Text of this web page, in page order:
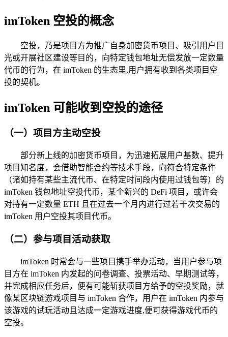
imToken 空投的概念
空投，乃是项目方为推广自身加密货币项目、吸引用户目
光或开展社区建设等目的，向特定钱包地址无偿发放一定数量
代币的行为，在 imToken 的生态里,用户拥有收到各类项目空
投的契机。
imToken 可能收到空投的途径
（一）项目方主动空投
部分新上线的加密货币项目，为迅速拓展用户基数、提升
项目知名度，会借助智能合约等技术手段，向符合特定条件
（诸如持有某些主流代币、在特定时间段内使用过钱包等）的
imToken 钱包地址空投代币，某个新兴的 DeFi 项目，或许会
对持有一定数量 ETH 且在过去一个月内进行过若干次交易的
imToken 用户空投其项目代币。
（二）参与项目活动获取
imToken 时常会与一些项目携手举办活动，当用户参与项
目方在 imToken 内发起的问卷调查、投票活动、早期测试等，
并完成相应任务后，便有可能斩获项目方给予的空投奖励，就
像某区块链游戏项目与 imToken 合作，用户在 imToken 内参与
该游戏的试玩活动且达成一定游戏进度,便可获得游戏代币的
空投。